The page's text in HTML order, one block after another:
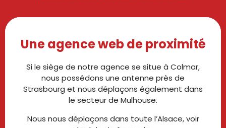
Une agence web de proximité
Si le siège de notre agence se situe à Colmar,
nous possédons une antenne près de
Strasbourg et nous déplaçons également dans
le secteur de Mulhouse.
Nous nous déplaçons dans toute l’Alsace, voir